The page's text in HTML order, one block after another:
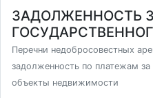
ЗАДОЛЖЕННОСТЬ
Перечни недобросовестных
задолженность по платежам
объекты недвижимости